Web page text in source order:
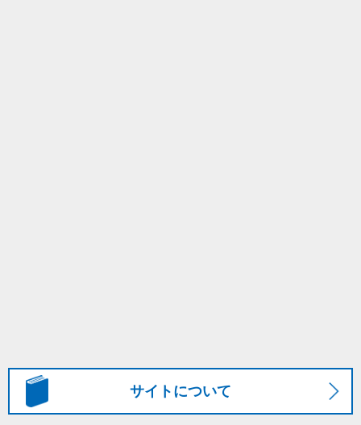
サイトについて